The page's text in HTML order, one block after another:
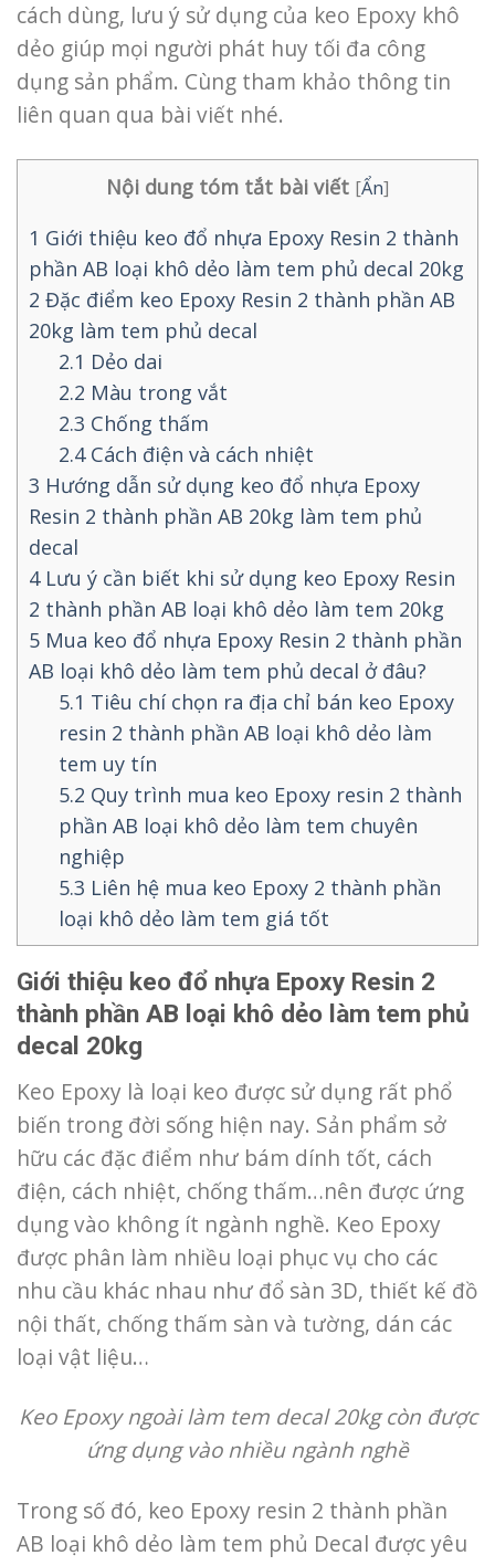
cách dùng, lưu ý sử dụng của keo Epoxy khô
dẻo giúp mọi người phát huy tối đa công
dụng sản phẩm. Cùng tham khảo thông tin
liên quan qua bài viết nhé.
Nội dung tóm tắt bài viết [Ẩn]
1 Giới thiệu keo đổ nhựa Epoxy Resin 2 thành
phần AB loại khô dẻo làm tem phủ decal 20kg
2 Đặc điểm keo Epoxy Resin 2 thành phần AB
20kg làm tem phủ decal
2.1 Dẻo dai
2.2 Màu trong vắt
2.3 Chống thấm
2.4Cách điện và cách nhiệt
3 Hướng dẫn sử dụng keo đổ nhựa Epoxy
Resin 2 thành phần AB 20kg làm tem phủ
decal
4Lưu ý cần biết khi sử dụng keo Epoxy Resin
2 thành phần AB loại khô dẻo làm tem 20kg
5 Mua keo đổ nhựa Epoxy Resin 2 thành phần
AB loại khô dẻo làm tem phủ decal ở đâu?
5.1 Tiêu chí chọn ra địa chỉ bán keo Epoxy
resin 2 thành phần AB loại khô dẻo làm
tem uy tín
5.2 Quy trình mua keo Epoxy resin 2 thành
phần AB loại khô dẻo làm tem chuyên
nghiệp
5.3 Liên hệ mua keo Epoxy 2 thành phần
loại khô dẻo làm tem giá tốt
Giới thiệu keo đổ nhựa Epoxy Resin 2
thành phần AB loại khô dẻo làm tem phủ
decal 20kg
Keo Epoxy là loại keo được sử dụng rất phổ
biến trong đời sống hiện nay. Sản phẩm sở
hữu các đặc điểm như bám dính tốt, cách
điện, cách nhiệt, chống thấm…nên được ứng
dụng vào không ít ngành nghề. Keo Epoxy
được phân làm nhiều loại phục vụ cho các
nhu cầu khác nhau như đổ sàn 3D, thiết kế đồ
nội thất, chống thấm sàn và tường, dán các
loại vật liệu…
Keo Epoxy ngoài làm tem decal 20kg còn được
ứng dụng vào nhiều ngành nghề
Trong số đó, keo Epoxy resin 2 thành phần
AB loại khô dẻo làm tem phủ Decal được yêu